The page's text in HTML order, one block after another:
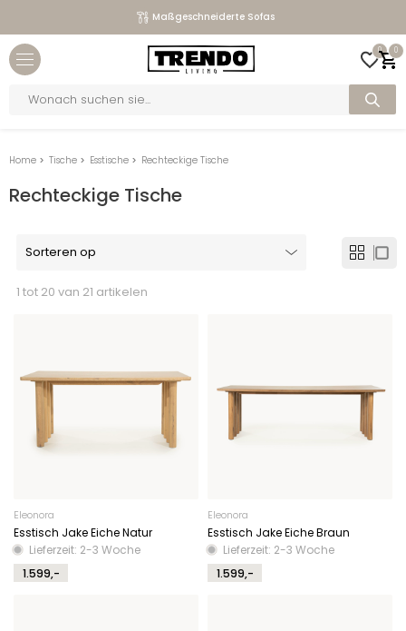
Maßgeschneiderte Sofas
0 0
search
Home > Tische > Esstische > Rechteckige Tische
Rechteckige Tische
1 tot 20 van 21 artikelen
Eleonora
Esstisch Jake Eiche Natur
Lieferzeit: 2-3 Woche
1.599,-
Eleonora
Esstisch Jake Eiche Braun
Lieferzeit: 2-3 Woche
1.599,-